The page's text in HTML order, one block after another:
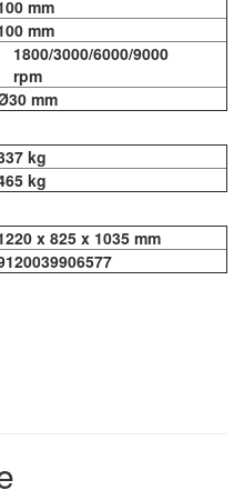
mm
mm
1800/3000/6000/9000
rpm
mm
kg
kg
x 825 x 1035 mm